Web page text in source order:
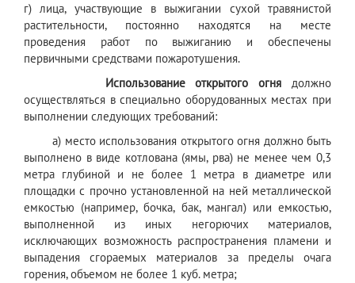
г) лица, участвующие в выжигании сухой травянистой
растительности, постоянно находятся на месте
проведения работ по выжиганию и обеспечены
первичными средствами пожаротушения.
Использование открытого огня должно
осуществляться в специально оборудованных местах при
выполнении следующих требований:
а) место использования открытого огня должно быть
выполнено в виде котлована (ямы, рва) не менее чем 0,3
метра глубиной и не более 1 метра в диаметре или
площадки с прочно установленной на ней металлической
емкостью (например, бочка, бак, мангал) или емкостью,
выполненной из иных негорючих материалов,
исключающих возможность распространения пламени и
выпадения сгораемых материалов за пределы очага
горения, объемом не более 1 куб. метра;